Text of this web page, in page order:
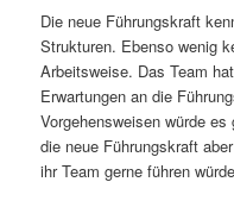
Die neue Führungskraft
Strukturen. Ebenso wenig
Arbeitsweise. Das Team
Erwartungen an die
Vorgehensweisen würde
die neue Führungskraft
ihr Team gerne führen